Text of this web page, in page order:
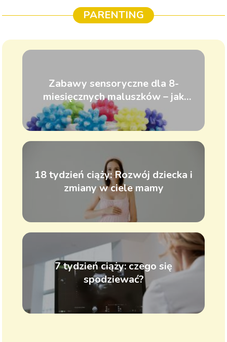
PARENTING
Zabawy sensoryczne dla 8-
miesięcznych maluszków – jak
rozwijać zmysły dziecka
18 tydzień ciąży: Rozwój dziecka i
zmiany w ciele mamy
7 tydzień ciąży: czego się
spodziewać?